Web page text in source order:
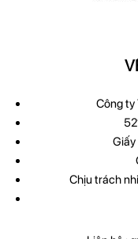
Công ty
Chịu trách